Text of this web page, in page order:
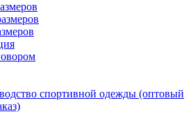
спортивной одежды (оптовый